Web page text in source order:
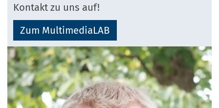
Kontakt zu uns auf!
Zum MultimediaLAB